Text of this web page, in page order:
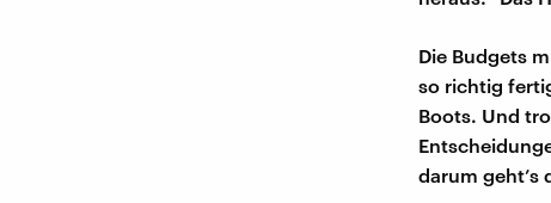
Die Budgets
so richtig
Boots. Und
darum geht’s